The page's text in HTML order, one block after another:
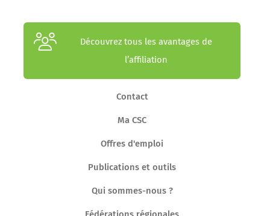
Découvrez tous les avantages de
l’affiliation
Contact
Ma CSC
Offres d'emploi
Publications et outils
Qui sommes-nous ?